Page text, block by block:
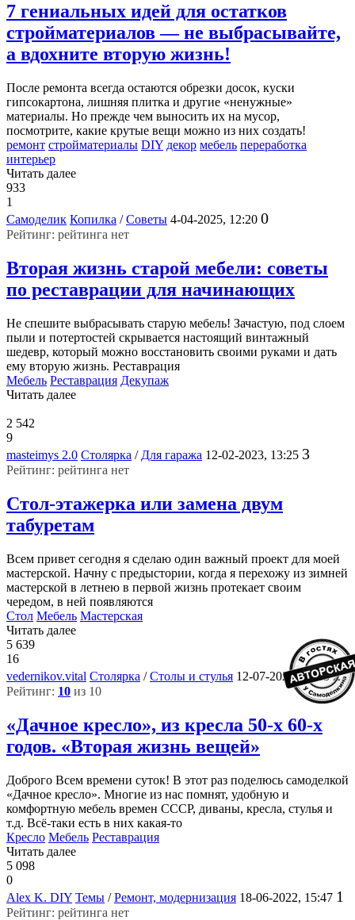
7 гениальных идей для остатков
стройматериалов — не выбрасывайте,
а вдохните вторую жизнь!
После ремонта всегда остаются обрезки досок, куски
гипсокартона, лишняя плитка и другие «ненужные»
материалы. Но прежде чем выносить их на мусор,
посмотрите, какие крутые вещи можно из них создать!
ремонт стройматериалы DIY декор мебель переработка
интерьер
Читать далее
933
1
Самоделик Копилка /Советы 4-04-2025, 12:20 0
Рейтинг: рейтинга нет
Вторая жизнь старой мебели: советы
по реставрации для начинающих
Не спешите выбрасывать старую мебель! Зачастую, под слоем
пыли и потертостей скрывается настоящий винтажный
шедевр, который можно восстановить своими руками и дать
ему вторую жизнь. Реставрация
Мебель Реставрация Декупаж
Читать далее
2 542
9
masteimys 2.0 Столярка / Для гаража 12-02-2023, 13:25 3
Рейтинг: рейтинга нет
Стол-этажерка или замена двум
табуретам
Всем привет сегодня я сделаю один важный проект для моей
мастерской. Начну с предыстории, когда я перехожу из зимней
мастерской в летнею в первой жизнь протекает своим
чередом, в ней появляются
Стол Мебель Мастерская
Читать далее
5 639
16
vedernikov.vital Столярка /Столы и стулья 12-07-2022, 16:23 2
Рейтинг: 10 из 10
«Дачное кресло», из кресла 50-х 60-х
годов. «Вторая жизнь вещей»
Доброго Всем времени суток! В этот раз поделюсь самоделкой
«Дачное кресло». Многие из нас помнят, удобную и
комфортную мебель времен СССР, диваны, кресла, стулья и
т.д. Всё-таки есть в них какая-то
Кресло Мебель Реставрация
Читать далее
5 098
0
Alex K. DIY Темы /Ремонт, модернизация 18-06-2022, 15:47 1
Рейтинг: рейтинга нет